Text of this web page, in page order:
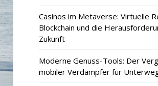
Casinos im Metaverse: Virtuelle
Blockchain und die
Zukunft
Moderne Genuss-Tools: Der
mobiler Verdampfer für